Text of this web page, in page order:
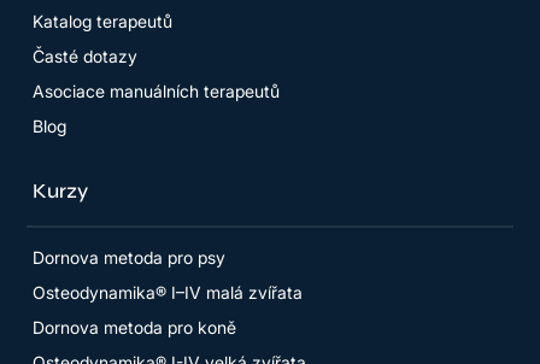
Katalog terapeutů
Časté dotazy
Asociace manuálních terapeutů
Blog
Kurzy
Dornova metoda pro psy
Osteodynamika® I–IV malá zvířata
Dornova metoda pro koně